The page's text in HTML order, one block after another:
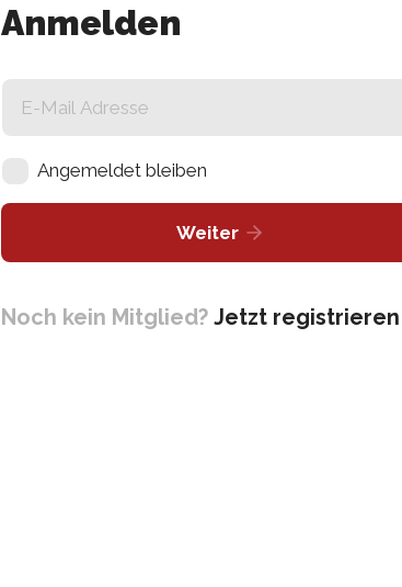
Anmelden
Angemeldet bleiben
Weiter
Noch kein Mitglied? Jetzt registrieren